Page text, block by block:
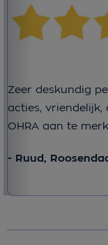
Zeer deskundig
acties, vriendelijk,
OHRA aan te
- Ruud,